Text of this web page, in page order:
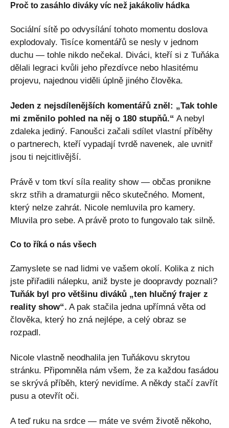
Proč to zasáhlo diváky víc než jakákoliv hádka
Sociální sítě po odvysílání tohoto momentu doslova
explodovaly. Tisíce komentářů se nesly v jednom
duchu — tohle nikdo nečekal. Diváci, kteří si z Tuňáka
dělali legraci kvůli jeho přezdívce nebo hlasitému
projevu, najednou viděli úplně jiného člověka.
Jeden z nejsdílenějších komentářů zněl: „Tak tohle
mi změnilo pohled na něj o 180 stupňů.“ A nebyl
zdaleka jediný. Fanoušci začali sdílet vlastní příběhy
o partnerech, kteří vypadají tvrdě navenek, ale uvnitř
jsou ti nejcitlivější.
Právě v tom tkví síla reality show — občas pronikne
skrz střih a dramaturgii něco skutečného. Moment,
který nelze zahrát. Nicole nemluvila pro kamery.
Mluvila pro sebe. A právě proto to fungovalo tak silně.
Co to říká o nás všech
Zamyslete se nad lidmi ve vašem okolí. Kolika z nich
jste přiřadili nálepku, aniž byste je doopravdy poznali?
Tuňák byl pro většinu diváků „ten hlučný frajer z
reality show“. A pak stačila jedna upřímná věta od
člověka, který ho zná nejlépe, a celý obraz se
rozpadl.
Nicole vlastně neodhalila jen Tuňákovu skrytou
stránku. Připomněla nám všem, že za každou fasádou
se skrývá příběh, který nevidíme. A někdy stačí zavřít
pusu a otevřít oči.
A teď ruku na srdce — máte ve svém životě někoho,